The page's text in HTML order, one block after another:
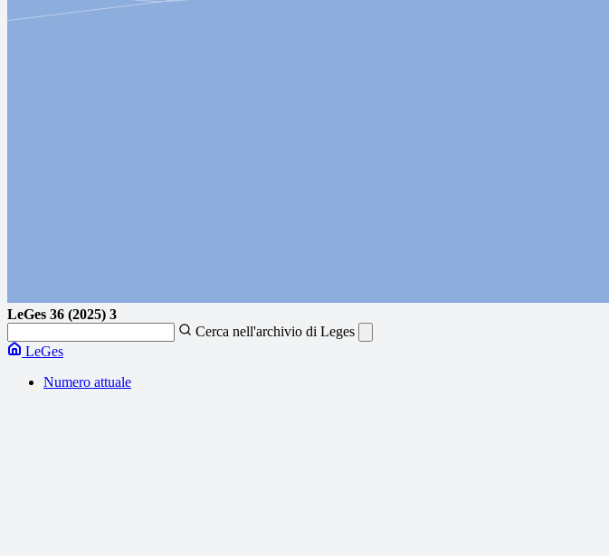
LeGes 36 (2025) 3
Cerca nell'archivio di Leges
LeGes
Numero attuale